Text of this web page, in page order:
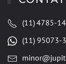
(11)4785-
(11) 95073-